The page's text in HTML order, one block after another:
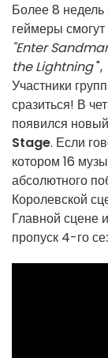
Более 8 недель
геймеры
"Enter
the Lightning",
Участники
сразиться! В
появился
Stage. Если
котором 16
абсолютного
Королевской
Главной сцене
пропуск 4-го